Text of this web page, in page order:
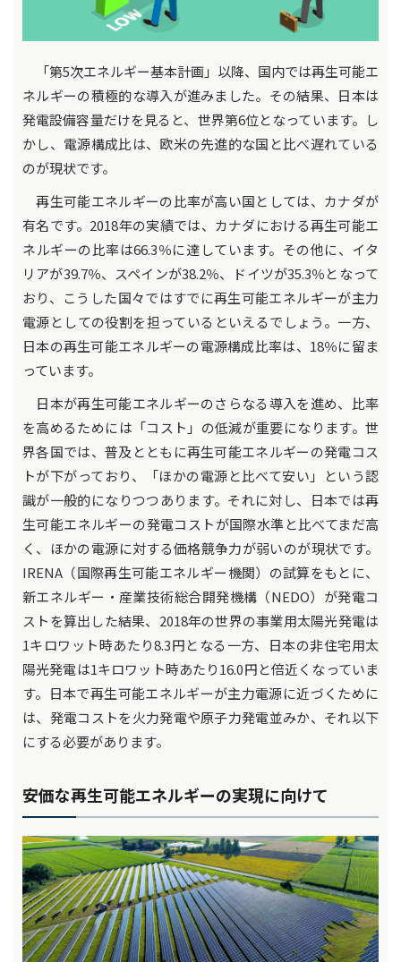
「第5次エネルギー基本計画」以降、国内では再生可能エ
ネルギーの積極的な導入が進みました。その結果、日本は
発電設備容量だけを見ると、世界第6位となっています。し
かし、電源構成比は、欧米の先進的な国と比べ遅れている
のが現状です。
再生可能エネルギーの比率が高い国としては、カナダが
有名です。2018年の実績では、カナダにおける再生可能エ
ネルギーの比率は66.3％に達しています。その他に、イタ
リアが39.7％、スペインが38.2％、ドイツが35.3％となって
おり、こうした国々ではすでに再生可能エネルギーが主力
電源としての役割を担っているといえるでしょう。一方、
日本の再生可能エネルギーの電源構成比率は、18％に留ま
っています。
日本が再生可能エネルギーのさらなる導入を進め、比率
を高めるためには「コスト」の低減が重要になります。世
界各国では、普及とともに再生可能エネルギーの発電コス
トが下がっており、「ほかの電源と比べて安い」という認
識が一般的になりつつあります。それに対し、日本では再
生可能エネルギーの発電コストが国際水準と比べてまだ高
く、ほかの電源に対する価格競争力が弱いのが現状です。
IRENA（国際再生可能エネルギー機関）の試算をもとに、
新エネルギー・産業技術総合開発機構（NEDO）が発電コ
ストを算出した結果、2018年の世界の事業用太陽光発電は
1キロワット時あたり8.3円となる一方、日本の非住宅用太
陽光発電は1キロワット時あたり16.0円と倍近くなっていま
す。日本で再生可能エネルギーが主力電源に近づくために
は、発電コストを火力発電や原子力発電並みか、それ以下
にする必要があります。
安価な再生可能エネルギーの実現に向けて